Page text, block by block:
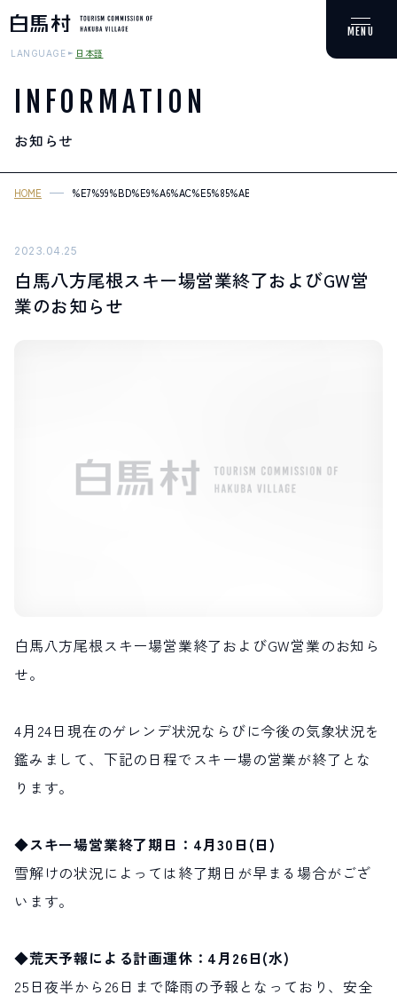
MOUNTAIN & TREKKING
登山・トレッキング
スキー場
HOT SPRING
温泉
白馬村観光局インフォメーション
399-9301 長野県北安曇郡白馬村北城5497
Snow Peak LAND STATION HAKUBA内
LIVE CAMERA
ライブカメラ
RECOMMENDATION
おすすめ情報
ABOUT HAKUBA EVENTS
白馬村の季節 塩の道
FURUSATO TAX
ふるさと納税
検索する
白馬村までのアクセス
白馬村内の交通情報
プライバシーポリシー
利用規約
LANGUAGE 日本語
INFORMATION
お知らせ
HOME
2023.04.25
白馬八方尾根スキー場営業終了およびGW営
業のお知らせ
白馬八方尾根スキー場営業終了およびGW営業のお知ら
せ。
4月24日現在のゲレンデ状況ならびに今後の気象状況を
鑑みまして、下記の日程でスキー場の営業が終了とな
ります。
◆スキー場営業終了期日：4月30日(日)
雪解けの状況によっては終了期日が早まる場合がござ
います。
◆荒天予報による計画運休：4月26日(水)
25日夜半から26日まで降雨の予報となっており、安全